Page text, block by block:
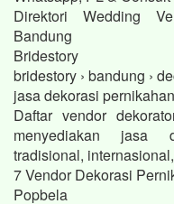
Direktori Wedding
Bandung
Bridestory
bridestory › bandung ›
jasa dekorasi
Daftar vendor
menyediakan jasa
tradisional,
7 Vendor Dekorasi
Popbela